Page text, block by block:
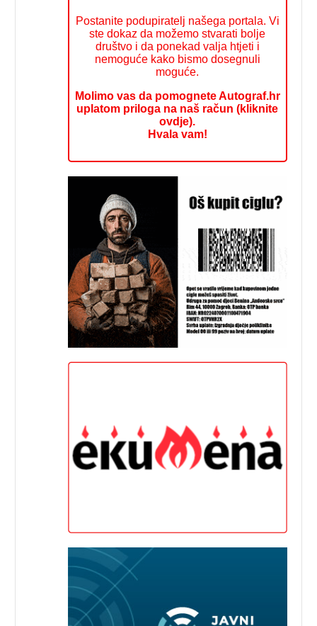
Postanite podupiratelj našega portala. Vi
ste dokaz da možemo stvarati bolje
društvo i da ponekad valja htjeti i
nemoguće kako bismo dosegnuli
moguće.
Molimo vas da pomognete Autograf.hr
uplatom priloga na naš račun (kliknite
ovdje).
Hvala vam!